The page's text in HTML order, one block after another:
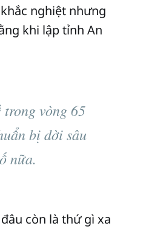
nghiệt nhưng
khi lập tỉnh An
vòng 65
bị dời sâu
nữa.
còn là thứ gì xa